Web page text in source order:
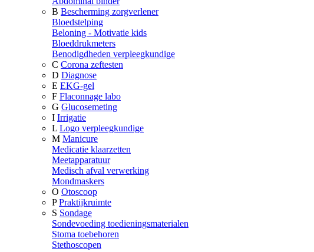
B Bescherming zorgverlener
Bloedstelping
Beloning - Motivatie kids
Bloeddrukmeters
Benodigdheden verpleegkundige
C Corona zeftesten
D Diagnose
E EKG-gel
F Flaconnage labo
G Glucosemeting
I Irrigatie
L Logo verpleegkundige
M Manicure
Medicatie klaarzetten
Meetapparatuur
Medisch afval verwerking
Mondmaskers
O Otoscoop
P Praktijkruimte
S Sondage
Sondevoeding toedieningsmaterialen
Stoma toebehoren
Stethoscopen